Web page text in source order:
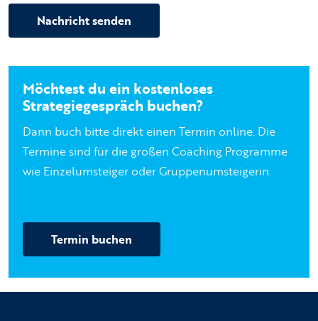
Nachricht senden
Möchtest du ein kostenloses
Strategiegespräch buchen?
Dann buch bitte direkt einen Termin online. Die
Termine sind für die großen Coaching Programme
wie Einzelumsteiger oder Gruppenumsteigerin.
Termin buchen